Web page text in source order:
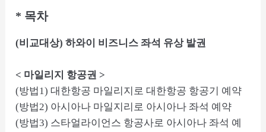
* 목차
(비교대상) 하와이 비즈니스 좌석 유상 발권
< 마일리지 항공권 >
(방법1) 대한항공 마일리지로 대한항공 항공기 예약
(방법2) 아시아나 마일지리로 아시아나 좌석 예약
(방법3) 스타얼라이언스 항공사로 아시아나 좌석 예